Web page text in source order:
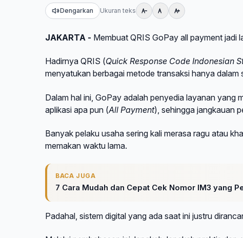
Dengarkan Ukuran teks
JAKARTA - Membuat QRIS GoPay all payment jadi
Hadirnya QRIS (Quick Response Code Indonesian
menyatukan berbagai metode transaksi hanya dalam
Dalam hal ini, GoPay adalah penyedia layanan yang
aplikasi apa pun (All Payment), sehingga jangkauan
Banyak pelaku usaha sering kali merasa ragu atau
memakan waktu lama.
BACA JUGA
7 Cara Mudah dan Cepat Cek Nomor IM3 yang
Padahal, sistem digital yang ada saat ini justru